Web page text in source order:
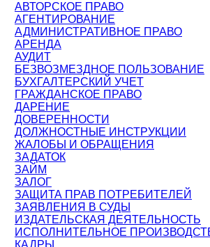
АВТОРСКОЕ ПРАВО
АГЕНТИРОВАНИЕ
АДМИНИСТРАТИВНОЕ ПРАВО
АРЕНДА
АУДИТ
БЕЗВОЗМЕЗДНОЕ ПОЛЬЗОВАНИЕ
БУХГАЛТЕРСКИЙ УЧЕТ
ГРАЖДАНСКОЕ ПРАВО
ДАРЕНИЕ
ДОВЕРЕННОСТИ
ДОЛЖНОСТНЫЕ ИНСТРУКЦИИ
ЖАЛОБЫ И ОБРАЩЕНИЯ
ЗАДАТОК
ЗАЙМ
ЗАЛОГ
ЗАЩИТА ПРАВ ПОТРЕБИТЕЛЕЙ
ЗАЯВЛЕНИЯ В СУДЫ
ИЗДАТЕЛЬСКАЯ ДЕЯТЕЛЬНОСТЬ
ИСПОЛНИТЕЛЬНОЕ
КАДРЫ